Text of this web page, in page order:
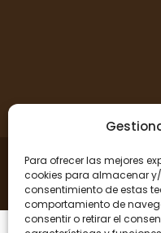
Para ofrecer las mejores
cookies para almacenar
consentimiento de estas
comportamiento de
consentir o retirar el